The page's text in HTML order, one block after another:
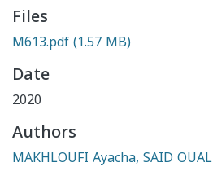
Files
M613.pdf(1.57 MB)
Date
2020
Authors
MAKHLOUFI Ayacha, SAID